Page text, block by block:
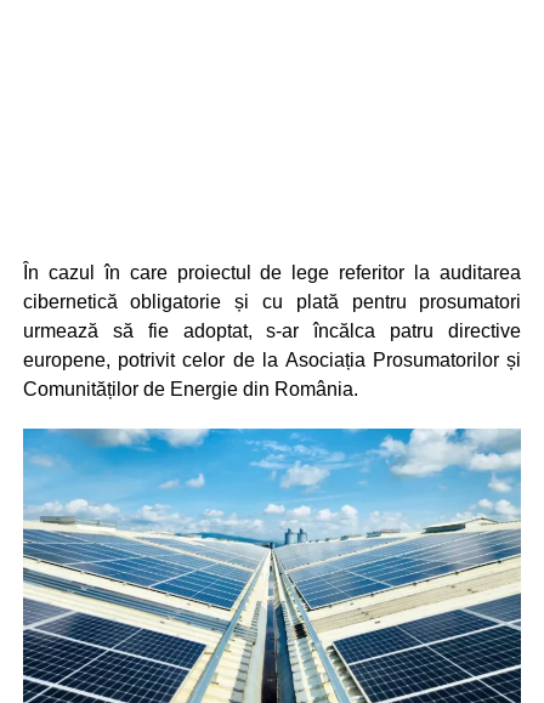
În cazul în care proiectul de lege referitor la auditarea
cibernetică obligatorie și cu plată pentru prosumatori
urmează să fie adoptat, s-ar încălca patru directive
europene, potrivit celor de la Asociația Prosumatorilor și
Comunităților de Energie din România.